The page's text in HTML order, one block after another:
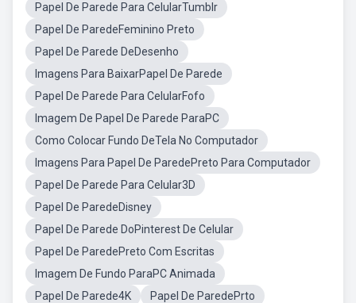
Papel De Parede Para CelularTumblr
Papel De ParedeFeminino Preto
Papel De Parede DeDesenho
Imagens Para BaixarPapel De Parede
Papel De Parede Para CelularFofo
Imagem De Papel De Parede ParaPC
Como Colocar Fundo DeTela No Computador
Imagens Para Papel De ParedePreto Para Computador
Papel De Parede Para Celular3D
Papel De ParedeDisney
Papel De Parede DoPinterest De Celular
Papel De ParedePreto Com Escritas
Imagem De Fundo ParaPC Animada
Papel De Parede4K
Papel De ParedePrto